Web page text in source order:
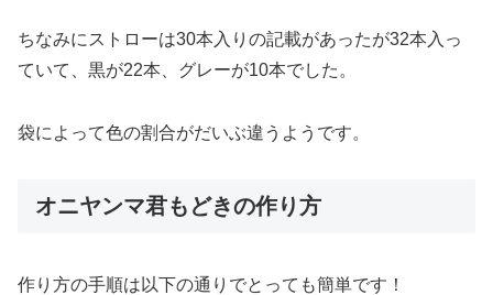
ちなみにストローは30本入りの記載があったが32本入っ
ていて、黒が22本、グレーが10本でした。
袋によって色の割合がだいぶ違うようです。
オニヤンマ君もどきの作り方
作り方の手順は以下の通りでとっても簡単です！